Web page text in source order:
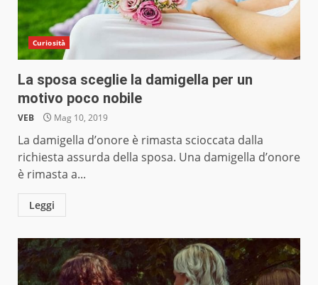
Curiosità
La sposa sceglie la damigella per un
motivo poco nobile
VEB Mag 10, 2019
La damigella d’onore è rimasta scioccata dalla
richiesta assurda della sposa. Una damigella d’onore
è rimasta a...
Leggi